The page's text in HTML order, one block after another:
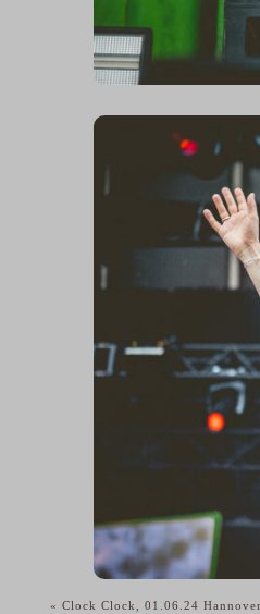
« Clock Clock, 01.06.24